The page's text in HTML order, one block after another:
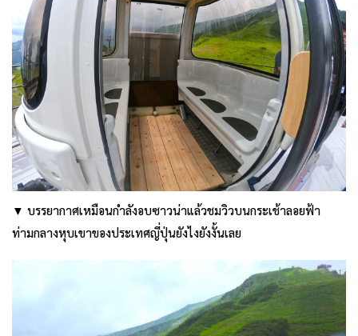
▼ บรรยากาศเหมือนกำลังอบซาวน่าแล้วชมวิวบนกระเช้าลอยฟ้า
ท่ามกลางหุบเขาของประเทศญี่ปุ่นยังไงยังงั้นเลย